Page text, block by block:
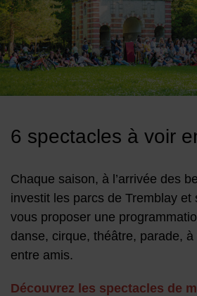
6 spectacles à voir
Chaque saison, à l’arrivée des
investit les parcs de Tremblay et
vous proposer une
danse, cirque, théâtre, parade,
entre amis.
Découvrez les spectacles de